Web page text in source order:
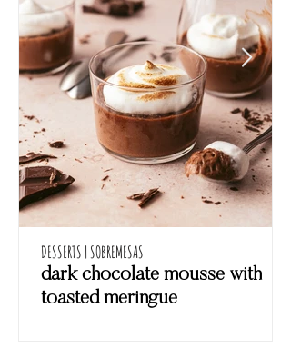
dark chocolate mousse with
toasted meringue
DESSERTS | SOBREMESAS